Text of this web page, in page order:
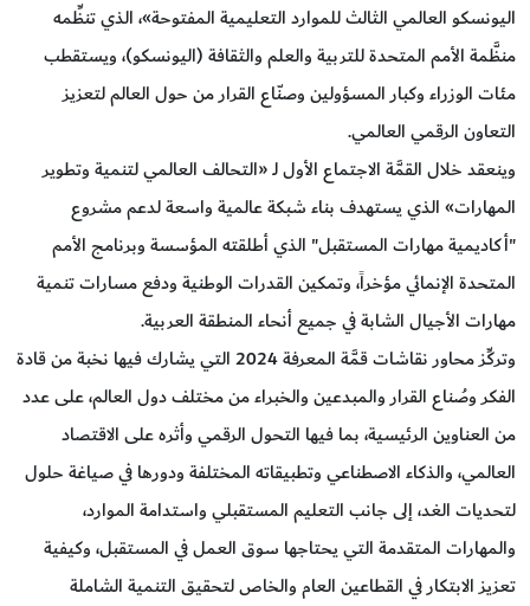
اليونسكو العالمي الثالث للموارد التعليمية المفتوحة»، الذي تنظِّمه
منظَّمة الأمم المتحدة للتربية والعلم والثقافة (اليونسكو)، ويستقطب
مئات الوزراء وكبار المسؤولين وصنّاع القرار من حول العالم لتعزيز
التعاون الرقمي العالمي.
وينعقد خلال القمَّة الاجتماع الأول لـ «التحالف العالمي لتنمية وتطوير
المهارات» الذي يستهدف بناء شبكة عالمية واسعة لدعم مشروع
"أكاديمية مهارات المستقبل" الذي أطلقته المؤسسة وبرنامج الأمم
المتحدة الإنمائي مؤخراً، وتمكين القدرات الوطنية ودفع مسارات تنمية
مهارات الأجيال الشابة في جميع أنحاء المنطقة العربية.
وتركِّز محاور نقاشات قمَّة المعرفة 2024 التي يشارك فيها نخبة من قادة
الفكر وصُناع القرار والمبدعين والخبراء من مختلف دول العالم، على عدد
من العناوين الرئيسية، بما فيها التحول الرقمي وأثره على الاقتصاد
العالمي، والذكاء الاصطناعي وتطبيقاته المختلفة ودورها في صياغة حلول
لتحديات الغد، إلى جانب التعليم المستقبلي واستدامة الموارد،
والمهارات المتقدمة التي يحتاجها سوق العمل في المستقبل، وكيفية
تعزيز الابتكار في القطاعين العام والخاص لتحقيق التنمية الشاملة